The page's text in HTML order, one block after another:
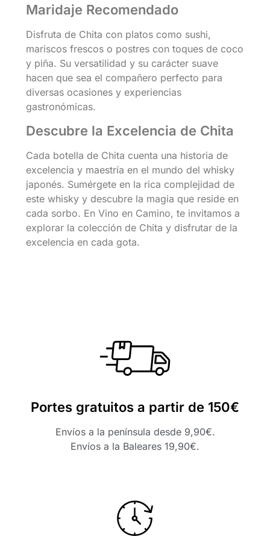
Maridaje Recomendado
Disfruta de Chita con platos como sushi,
mariscos frescos o postres con toques de coco
y piña. Su versatilidad y su carácter suave
hacen que sea el compañero perfecto para
diversas ocasiones y experiencias
gastronómicas.
Descubre la Excelencia de Chita
Cada botella de Chita cuenta una historia de
excelencia y maestría en el mundo del whisky
japonés. Sumérgete en la rica complejidad de
este whisky y descubre la magia que reside en
cada sorbo. En Vino en Camino, te invitamos a
explorar la colección de Chita y disfrutar de la
excelencia en cada gota.
Portes gratuitos a partir de 150€
Envíos a la península desde 9,90€.
Envíos a la Baleares 19,90€.